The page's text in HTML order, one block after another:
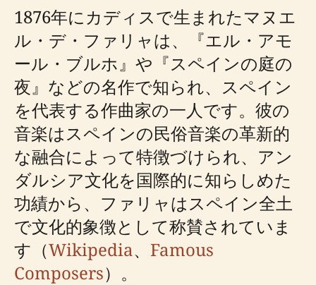
1876年にカディスで生まれたマヌエ
ル・デ・ファリャは、『エル・アモ
ール・ブルホ』や『スペインの庭の
夜』などの名作で知られ、スペイン
を代表する作曲家の一人です。彼の
音楽はスペインの民俗音楽の革新的
な融合によって特徴づけられ、アン
ダルシア文化を国際的に知らしめた
功績から、ファリャはスペイン全土
で文化的象徴として称賛されていま
す（Wikipedia、 Famous
Composers）。